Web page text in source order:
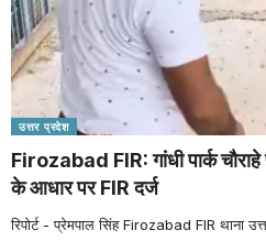
उत्तर प्रदेश
Firozabad FIR: गांधी पार्क चौराहे
के आधार पर FIR दर्ज
रिपोर्ट - प्रेमपाल सिंह Firozabad FIR थाना